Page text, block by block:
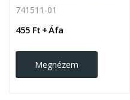
741511-01
455 Ft + Áfa
Megnézem